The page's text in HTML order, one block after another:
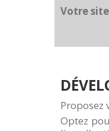
Votre
Proposez
Optez